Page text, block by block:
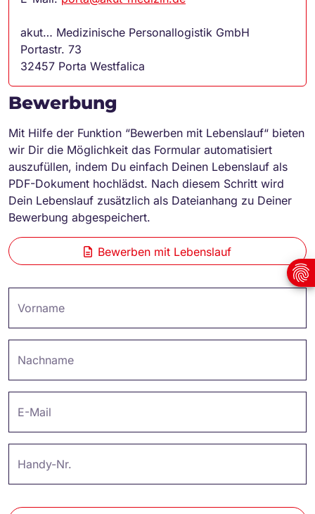
akut… Medizinische Personallogistik GmbH
Portastr. 73
32457 Porta Westfalica
Bewerbung
Mit Hilfe der Funktion “Bewerben mit Lebenslauf“ bieten
wir Dir die Möglichkeit das Formular automatisiert
auszufüllen, indem Du einfach Deinen Lebenslauf als
PDF-Dokument hochlädst. Nach diesem Schritt wird
Dein Lebenslauf zusätzlich als Dateianhang zu Deiner
Bewerbung abgespeichert.
Bewerben mit Lebenslauf
Vorname
Nachname
E-Mail
Handy-Nr.